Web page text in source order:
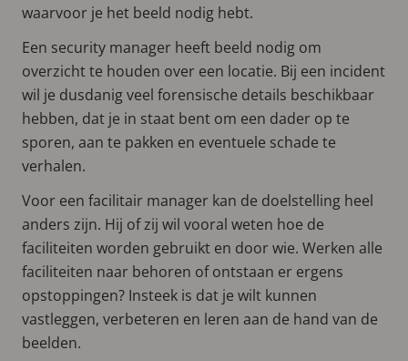
waarvoor je het beeld nodig hebt.
Een security manager heeft beeld nodig om
overzicht te houden over een locatie. Bij een incident
wil je dusdanig veel forensische details beschikbaar
hebben, dat je in staat bent om een dader op te
sporen, aan te pakken en eventuele schade te
verhalen.
Voor een facilitair manager kan de doelstelling heel
anders zijn. Hij of zij wil vooral weten hoe de
faciliteiten worden gebruikt en door wie. Werken alle
faciliteiten naar behoren of ontstaan er ergens
opstoppingen? Insteek is dat je wilt kunnen
vastleggen, verbeteren en leren aan de hand van de
beelden.